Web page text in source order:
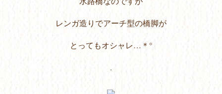
レンガ造りでアーチ型の橋脚が
とってもオシャレ…＊°
.